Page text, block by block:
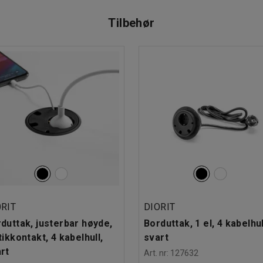
Tilbehør
justerbar høyde,
4 kabelhull,
DIORIT
Borduttak, 1 el, 4
svart
Art. nr: 127632